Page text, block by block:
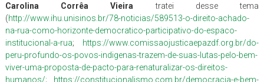
Carolina Corrêa Vieira tratei desse tema
(http://www.ihu.unisinos.br/78-noticias/589513-o-direito-achado-
na-rua-como-horizonte-democratico-participativo-do-espaco-
institucional-a-rua; https://www.comissaojusticaepazdf.org.br/do-
peru-profundo-os-povos-indigenas-trazem-de-suas-lutas-pelo-bem-
viver-uma-proposta-de-pacto-para-renaturalizar-os-direitos-
humanos/; https://constitucionalismo.com.br/democracia-e-bem-